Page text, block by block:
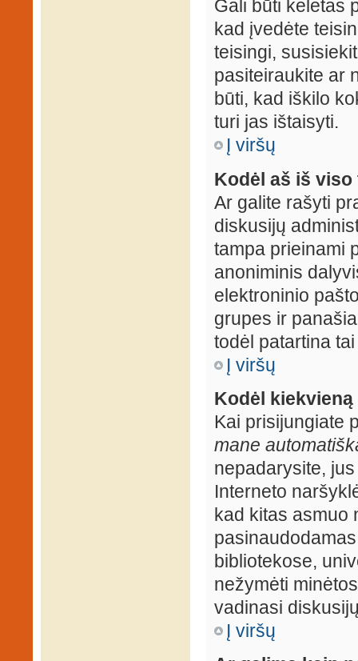
Gali būti keletas
kad įvedėte
teisingi,
pasiteiraukite ar
būti, kad iškilo
turi jas ištaisyti.
Į viršų
Kodėl aš iš
Ar galite rašyti
diskusijų
tampa prieinami
anoniminis
elektroninio
grupes ir
todėl patartina
Į viršų
Kodėl
Kai prisijungiate
mane
nepadarysite,
Interneto
kad kitas asmuo
bibliotekose,
nežymėti
vadinasi
Į viršų